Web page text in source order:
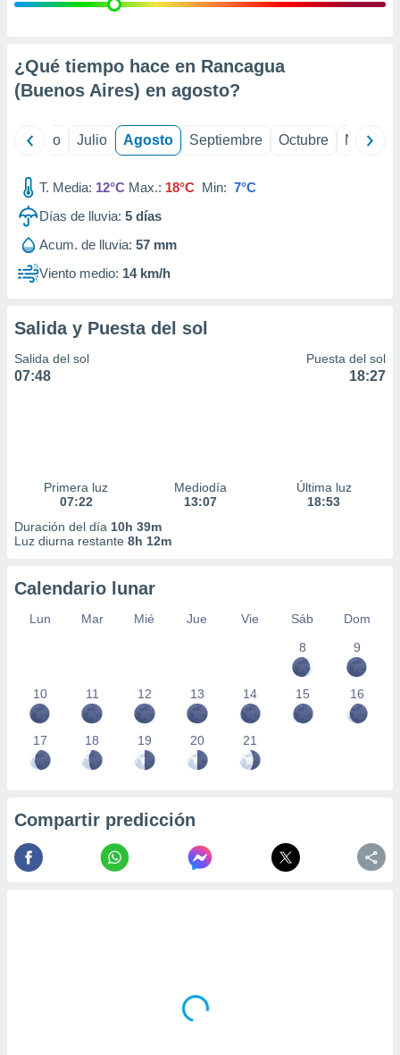
e
mediante
de
1199
¿Qué tiempo hace en Rancagua
(Buenos Aires) en agosto?
Junio Julio Agosto Septiembre Octubre
T. Media: 12°C Max.: 18°C Min: 7°C
Días de lluvia: 5 días
Acum. de lluvia: 57 mm
Viento medio: 14 km/h
Salida y Puesta del sol
Salida del sol
07:48
Puesta del sol
18:27
Primera luz
07:22
Mediodía
13:07
Última luz
18:53
Duración del día 10h 39m
Luz diurna restante 8h 12m
Calendario lunar
Lun Mar Mié Jue Vie Sáb
Dom
8
9
10 11 12 13 14 15 16
17 18 19 20 21
Compartir predicción